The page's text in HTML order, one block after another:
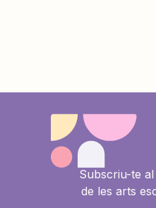
Subscriu-te
de les arts